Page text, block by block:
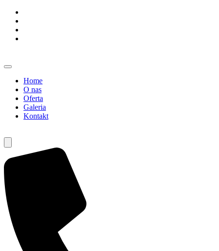
Home
O nas
Oferta
Galeria
Kontakt